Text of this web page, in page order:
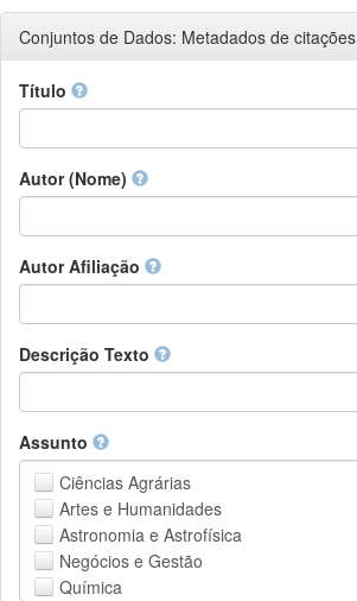
Ciências da Terra e do meio ambiente
Engenharia
Ciências matemáticas
Física
Ciências Sociais
Outros
Conjuntos de Dados: Metadados de citações
Título
Autor (Nome)
Autor Afiliação
Descrição Texto
Assunto
Ciências Agrárias
Artes e Humanidades
Astronomia e Astrofísica
Negócios e Gestão
Química